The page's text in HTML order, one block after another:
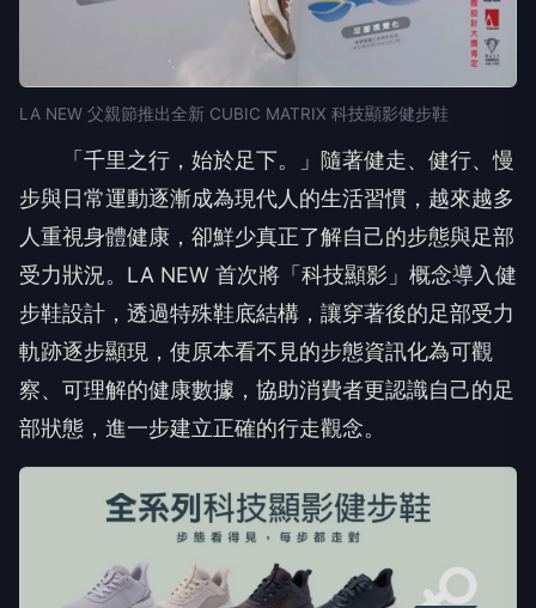
LA NEW 父親節推出全新 CUBIC MATRIX 科技顯影健步鞋
「千里之行，始於足下。」隨著健走、健行、慢
步與日常運動逐漸成為現代人的生活習慣，越來越多
人重視身體健康，卻鮮少真正了解自己的步態與足部
受力狀況。LA NEW 首次將「科技顯影」概念導入健
步鞋設計，透過特殊鞋底結構，讓穿著後的足部受力
軌跡逐步顯現，使原本看不見的步態資訊化為可觀
察、可理解的健康數據，協助消費者更認識自己的足
部狀態，進一步建立正確的行走觀念。